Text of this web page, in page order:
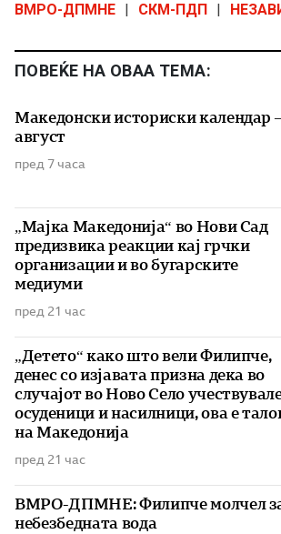
ВМРО-ДПМНЕ
СКМ-ПДП
ПОВЕЌЕ НА ОВАА ТЕМА:
Македонски историски календар
август
пред 7 часа
„Мајка Македонија“ во Нови Сад
предизвика реакции кај грчки
организации и во бугарските
медиуми
пред 21 час
„Детето“ како што вели Филипче,
денес со изјавата призна дека во
случајот во Ново Село
осуденици и насилници, ова е
на Македонија
пред 21 час
ВМРО-ДПМНЕ: Филипче молчел
небезбедната вода